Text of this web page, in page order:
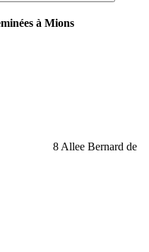
à Mions
8 Allee Bernard de